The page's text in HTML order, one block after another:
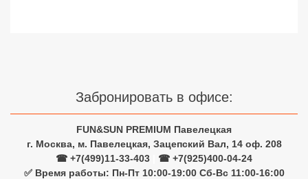
Забронировать в офисе:
FUN&SUN PREMIUM Павелецкая
г. Москва, м. Павелецкая, Зацепский Вал, 14 оф. 208
☎ +7(499)11-33-403
☎ +7(925)400-04-24
✅ Время работы: Пн-Пт 10:00-19:00 Сб-Вс 11:00-16:00
Сетевые отели Бали
Сетевые отели Сейшел
Сетевые отели Маврикия